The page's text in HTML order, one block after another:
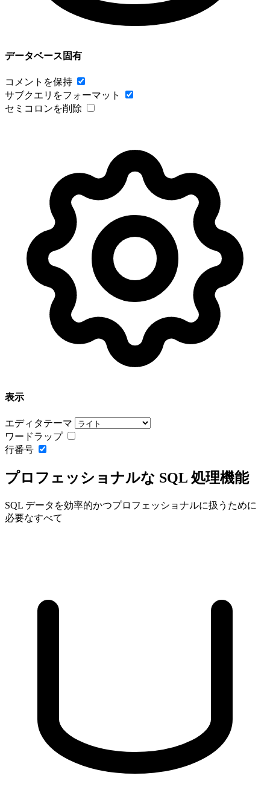
データベース固有
コメントを保持
サブクエリをフォーマット
セミコロンを削除
表示
エディタテーマ
ワードラップ
行番号
プロフェッショナルな SQL 処理機能
SQL データを効率的かつプロフェッショナルに扱うために
必要なすべて